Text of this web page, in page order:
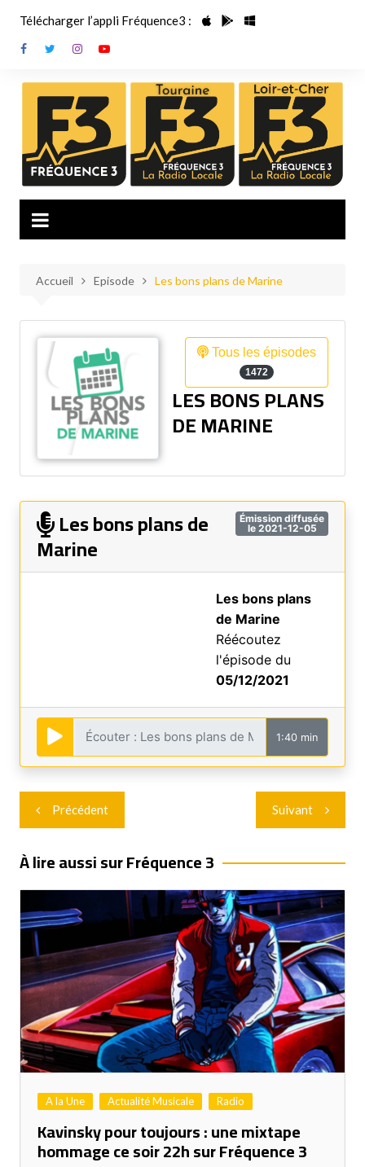
contenu
Télécharger l’appli Fréquence3 :
Accueil Episode Les bons plans de Marine
Tous les épisodes
1472
LES BONS PLANS
DE MARINE
Émission diffusée
le 2021-12-05
Les bons plans de
Marine
Les bons plans
de Marine
Réécoutez
l'épisode du
05/12/2021
1:40 min
Navigation
de
l’article
Précédent Suivant
À lire aussi sur Fréquence 3
A la Une Actualité Musicale Radio
Kavinsky pour toujours : une mixtape
hommage ce soir 22h sur Fréquence 3